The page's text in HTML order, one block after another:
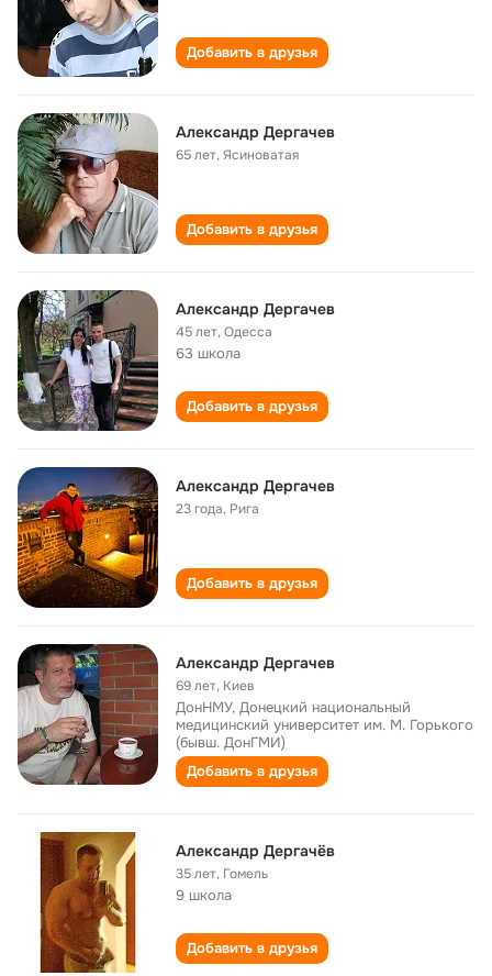
Добавить в друзья
Александр Дергачев
65 лет,Ясиноватая
Добавить в друзья
Александр Дергачев
45 лет,Одесса
63 школа
Добавить в друзья
Александр Дергачев
23 года, Рига
Добавить в друзья
Александр Дергачев
69 лет, Киев
ДонНМУ, Донецкий национальный
медицинский университет им. М. Горького
(бывш. ДонГМИ)
Добавить в друзья
Александр Дергачёв
35 лет, Гомель
9 школа
Добавить в друзья